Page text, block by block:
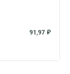
91,97 ₽